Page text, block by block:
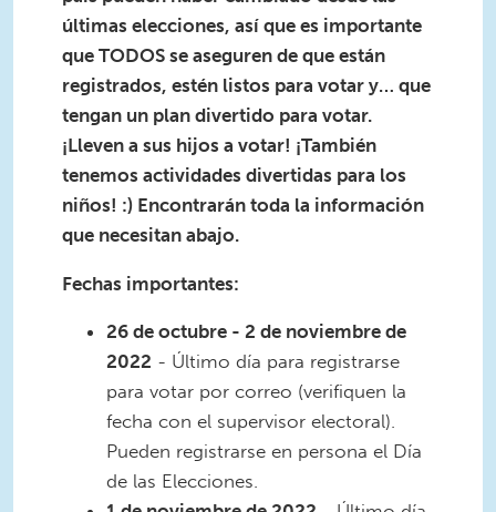
últimas elecciones, así que es importante
que TODOS se aseguren de que están
registrados, estén listos para votar y… que
tengan un plan divertido para votar.
¡Lleven a sus hijos a votar! ¡También
tenemos actividades divertidas para los
niños! :) Encontrarán toda la información
que necesitan abajo.
Fechas importantes:
26 de octubre - 2 de noviembre de
2022 - Último día para registrarse
para votar por correo (verifiquen la
fecha con el supervisor electoral).
Pueden registrarse en persona el Día
de las Elecciones.